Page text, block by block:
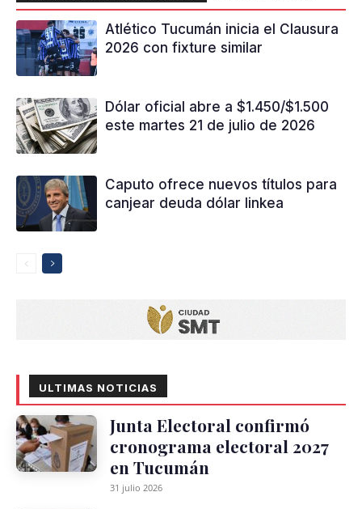
Atlético Tucumán inicia el Clausura
2026 con fixture similar
Dólar oficial abre a $1.450/$1.500
este martes 21 de julio de 2026
Caputo ofrece nuevos títulos para
canjear deuda dólar linkea
ULTIMAS NOTICIAS
Junta Electoral confirmó
cronograma electoral 2027
en Tucumán
31 julio 2026